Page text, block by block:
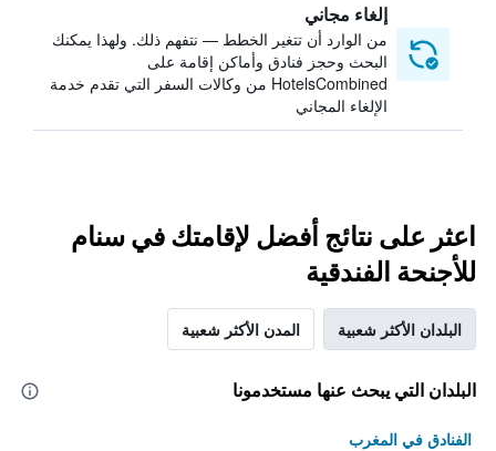
إلغاء مجاني
من الوارد أن تتغير الخطط — نتفهم ذلك. ولهذا يمكنك
البحث وحجز فنادق وأماكن إقامة على
HotelsCombined من وكالات السفر التي تقدم خدمة
الإلغاء المجاني
اعثر على نتائج أفضل لإقامتك في سنام
للأجنحة الفندقية
البلدان الأكثر شعبية المدن الأكثر شعبية
البلدان التي يبحث عنها مستخدمونا
الفنادق في المغرب